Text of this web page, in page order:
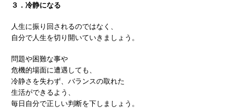
３．冷静になる
人生に振り回されるのではなく、
自分で人生を切り開いていきましょう。
問題や困難な事や
危機的場面に遭遇しても、
冷静さを失わず、バランスの取れた
生活ができるよう、
毎日自分で正しい判断を下しましょう。